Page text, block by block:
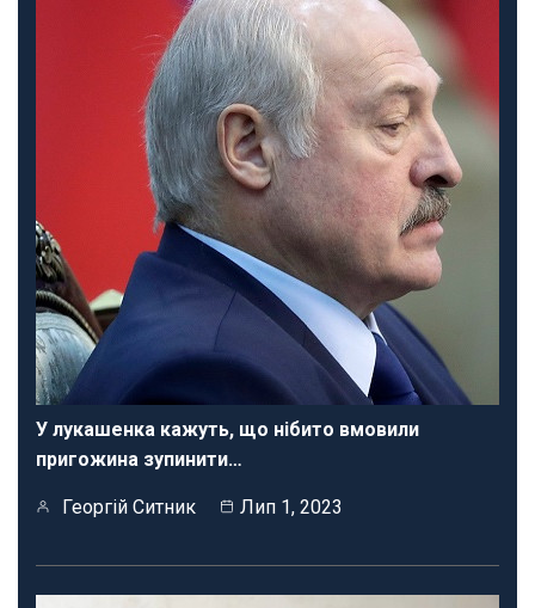
У лукашенка кажуть, що нібито вмовили
пригожина зупинити…
Георгій Ситник Лип 1, 2023